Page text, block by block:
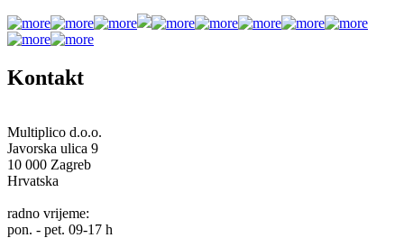
Kontakt
Multiplico d.o.o.
Javorska ulica 9
10 000 Zagreb
Hrvatska
radno vrijeme:
pon. - pet. 09-17 h